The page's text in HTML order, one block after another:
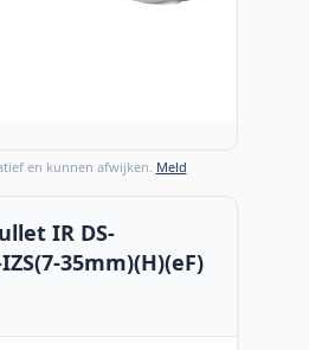
en kunnen afwijken. Meld
IR DS-
35mm)(H)(eF)